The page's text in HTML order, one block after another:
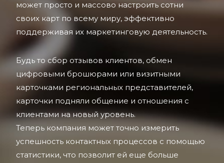
может просто и массово настроить сотни
своих карт по всему миру, эффективно
поддерживая их маркетинговую деятельность.
Будь то сбор отзывов клиентов, обмен
цифровыми брошюрами или визитными
карточками региональных представителей,
карточки подняли общение и отношения с
клиентами на новый уровень.
Теперь компания может точно измерить
успешность контактных процессов с помощью
статистики, что позволит ей еще больше